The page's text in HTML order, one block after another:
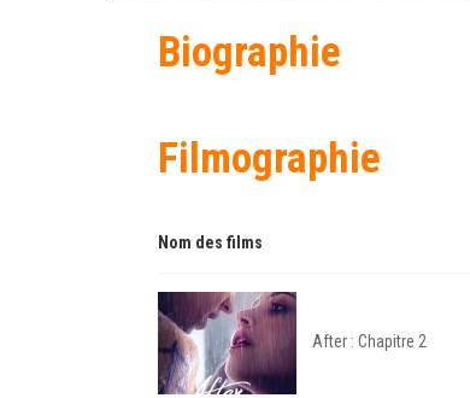
Biographie
Filmographie
Nom des films
After : Chapitre 2